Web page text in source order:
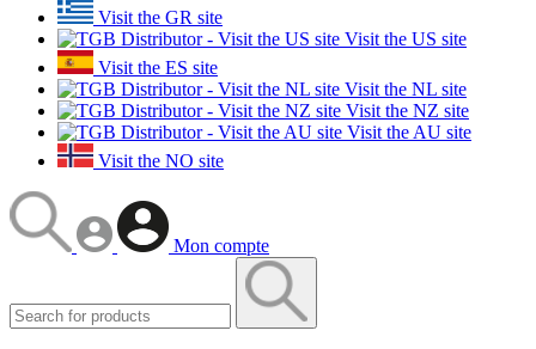
Visit the GR site
Visit the US site
Visit the ES site
Visit the NL site
Visit the NZ site
Visit the AU site
Visit the NO site
Mon compte